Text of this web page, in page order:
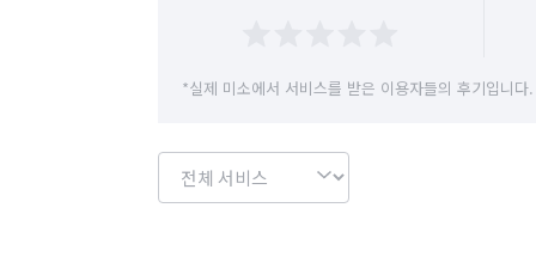
*실제 미소에서 서비스를 받은 이용자들의 후기입니다.